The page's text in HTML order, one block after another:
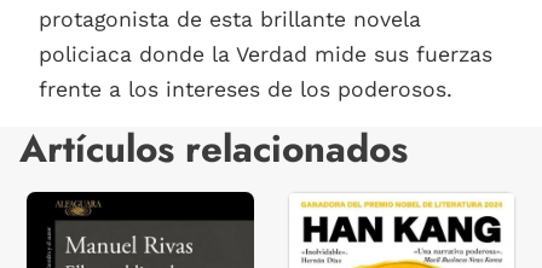
protagonista de esta brillante novela
policiaca donde la Verdad mide sus fuerzas
frente a los intereses de los poderosos.
Artículos relacionados